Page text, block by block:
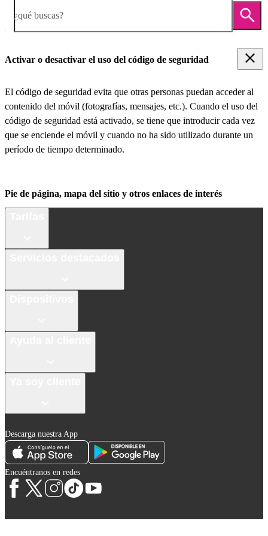
¿qué buscas?
Activar o desactivar el uso del código de seguridad
El código de seguridad evita que otras personas puedan acceder al
contenido del móvil (fotografías, mensajes, etc.). Cuando el uso del
código de seguridad está activado, se tiene que introducir cada vez
que se enciende el móvil y cuando no ha sido utilizado durante un
período de tiempo determinado.
Pie de página, mapa del sitio y otros enlaces de interés
Descarga nuestra App
Encuéntranos en redes